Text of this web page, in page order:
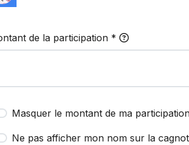
de la participation *
Masquer le montant de ma
Ne pas afficher mon nom sur la